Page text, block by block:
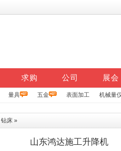
求购 公司 展会
量具 五金 表面加工 机械量
钻床 »
山东鸿达施工升降机